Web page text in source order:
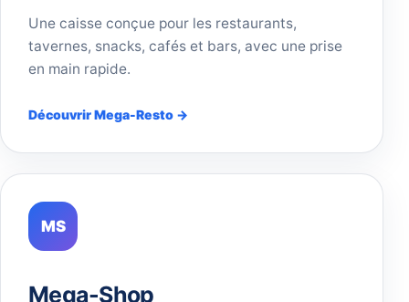
Une caisse conçue pour les restaurants,
tavernes, snacks, cafés et bars, avec une prise
en main rapide.
Découvrir Mega-Resto →
MS
Mega-Shop